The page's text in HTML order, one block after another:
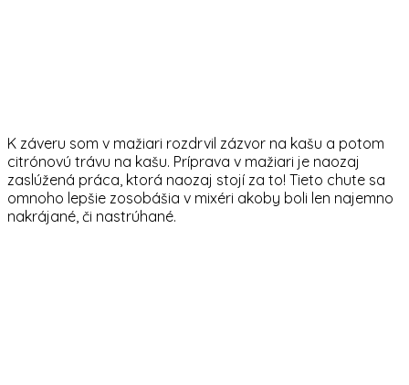
K záveru som v mažiari rozdrvil zázvor na kašu a potom
citrónovú trávu na kašu. Príprava v mažiari je naozaj
zaslúžená práca, ktorá naozaj stojí za to! Tieto chute sa
omnoho lepšie zosobášia v mixéri akoby boli len najemno
nakrájané, či nastrúhané.